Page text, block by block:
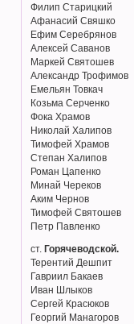
Филип Старицкий
Афанасий Свяшко
Ефим Серебрянов
Алексей Саванов
Маркей Святошев
Александр Трофимов
Емельян Товкач
Козьма Серченко
Фока Храмов
Николай Халипов
Тимофей Храмов
Степан Халипов
Роман Цапенко
Минай Череков
Аким Чернов
Тимофей Святошев
Петр Павленко
ст. Горячеводской.
Терентий Дешпит
Гавриил Бакаев
Иван Шлыков
Сергей Красюков
Георгий Манагоров